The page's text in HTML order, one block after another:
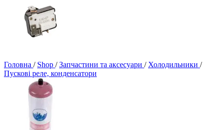
Головна / Shop / Запчастини та аксесуари / Холодильники /
Пускові реле, конденсатори